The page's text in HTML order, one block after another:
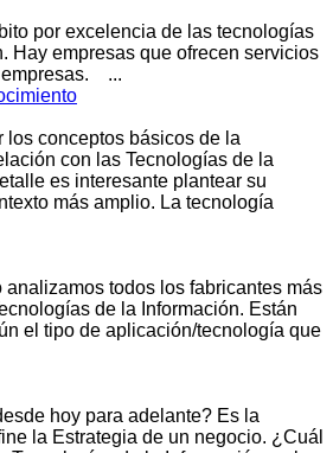
por excelencia de las tecnologías
Hay empresas que ofrecen servicios
empresas. ...
los conceptos básicos de la
con las Tecnologías de la
es interesante plantear su
más amplio. La tecnología
analizamos todos los fabricantes más
s de la Información. Están
el tipo de aplicación/tecnología que
hoy para adelante? Es la
la Estrategia de un negocio. ¿Cuál